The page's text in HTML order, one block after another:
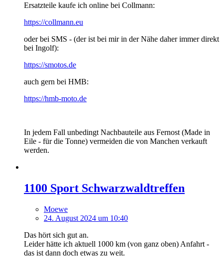
Ersatzteile kaufe ich online bei Collmann:
https://collmann.eu
oder bei SMS - (der ist bei mir in der Nähe daher immer direkt
bei Ingolf):
https://smotos.de
auch gern bei HMB:
https://hmb-moto.de
In jedem Fall unbedingt Nachbauteile aus Fernost (Made in
Eile - für die Tonne) vermeiden die von Manchen verkauft
werden.
1100 Sport Schwarzwaldtreffen
Moewe
24. August 2024 um 10:40
Das hört sich gut an.
Leider hätte ich aktuell 1000 km (von ganz oben) Anfahrt -
das ist dann doch etwas zu weit.